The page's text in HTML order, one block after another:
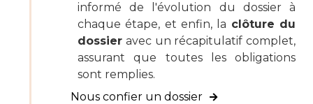
informé de l'évolution du dossier à
chaque étape, et enfin, la clôture du
dossier avec un récapitulatif complet,
assurant que toutes les obligations
sont remplies.
Nous confier un dossier
